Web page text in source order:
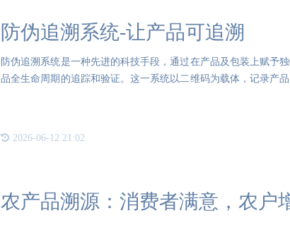
防伪追溯系统-让产品可追溯
防伪追溯系统是一种先进的科技手段，通过在产品及包装上赋予
品全生命周期的追踪和验证。这一系统以二维码为载体，记录产
2026-06-12 21:02
农产品溯源：消费者满意，农户